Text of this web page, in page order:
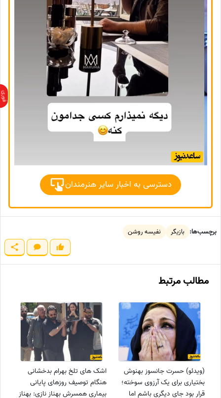
دسترسی به اخبار سایر هنرمندان
برچسب‌ها: بازیگر نفیسه روشن
مطالب مرتبط
(ویدئو) حسرت جانسوز بهنوش
بختیاری برای یک آرزوی سوخته؛
قرار بود جای دیگری باشم اما
اشک های تلخ بهرام بدخشانی
هنگام توصیف روزهای پایانی
بیماری همسرش بهناز نازی: بهناز